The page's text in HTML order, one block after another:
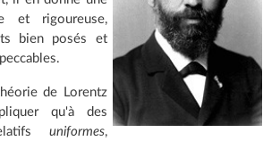
et rigoureuse,
bien posés et
de Lorentz
qu'à des
uniformes,